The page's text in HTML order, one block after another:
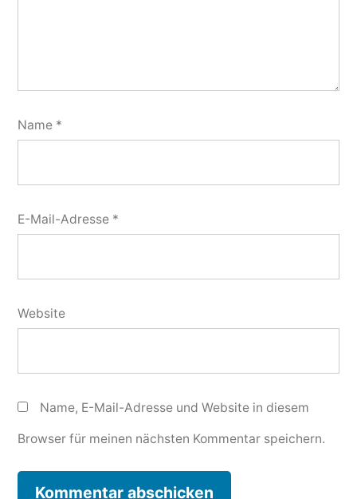
Name *
E-Mail-Adresse *
Website
Name, E-Mail-Adresse und Website in diesem
Browser für meinen nächsten Kommentar speichern.